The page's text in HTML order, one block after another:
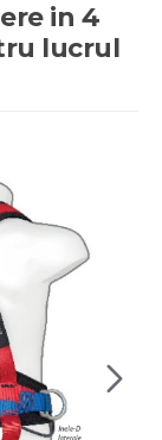
in 4
lucrul